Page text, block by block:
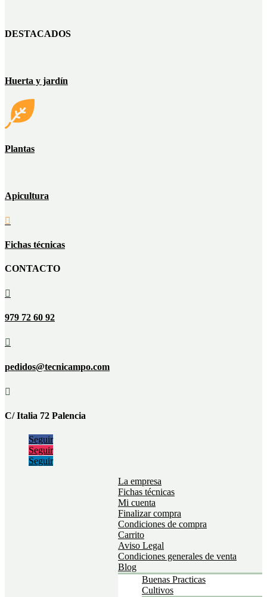
DESTACADOS
Huerta y jardín
Plantas
Apicultura

Fichas técnicas
CONTACTO

979 72 60 92

pedidos@tecnicampo.com

C/ Italia 72 Palencia
Seguir
Seguir
Seguir
La empresa
Fichas técnicas
Mi cuenta
Finalizar compra
Condiciones de compra
Carrito
Aviso Legal
Condiciones generales de venta
Blog
Buenas Practicas
Cultivos